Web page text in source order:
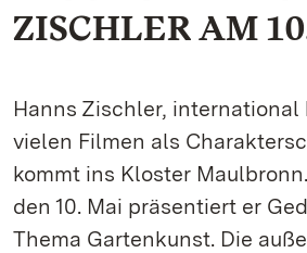
ZISCHLER AM
Hanns Zischler, international
vielen Filmen als
kommt ins Kloster
den 10. Mai präsentiert er
Thema Gartenkunst. Die